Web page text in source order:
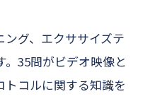
グ、エクササイズテ
35問がビデオ映像と
トコルに関する知識を